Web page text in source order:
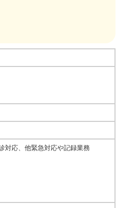
対応、他緊急対応や記録業務